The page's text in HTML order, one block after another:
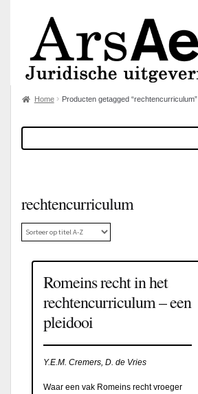
Home Producten getagged “rechtencurriculum”
rechtencurriculum
Romeins recht in het
rechtencurriculum – een
pleidooi
Y.E.M. Cremers, D. de Vries
Waar een vak Romeins recht vroeger